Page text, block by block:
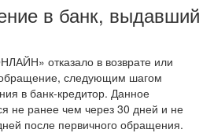
в банк, выдавший
отказало в возврате или
следующим шагом
в банк-кредитор. Данное
не ранее чем через 30 дней и не
после первичного обращения.